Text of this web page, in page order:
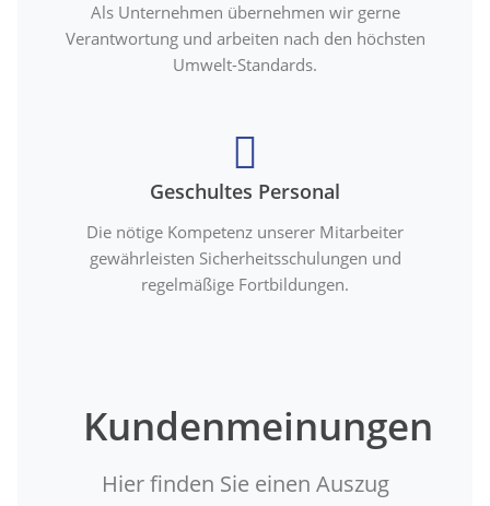
Als Unternehmen übernehmen wir gerne
Verantwortung und arbeiten nach den höchsten
Umwelt-Standards.
Geschultes Personal
Die nötige Kompetenz unserer Mitarbeiter
gewährleisten Sicherheitsschulungen und
regelmäßige Fortbildungen.
Kundenmeinungen
Hier finden Sie einen Auszug